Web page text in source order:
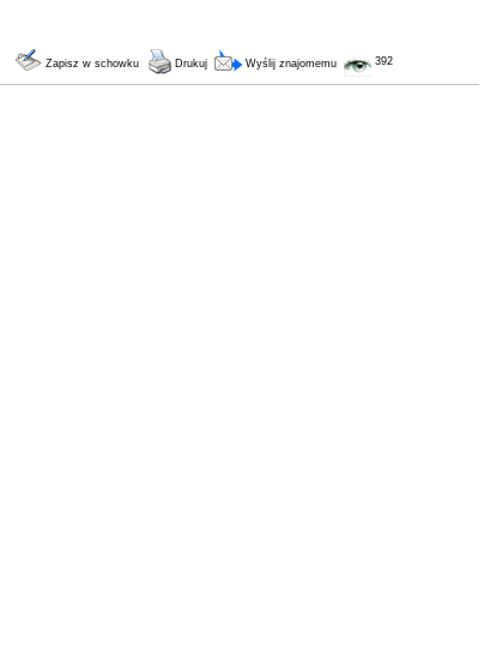
Zapisz w schowku Drukuj Wyślij znajomemu 392